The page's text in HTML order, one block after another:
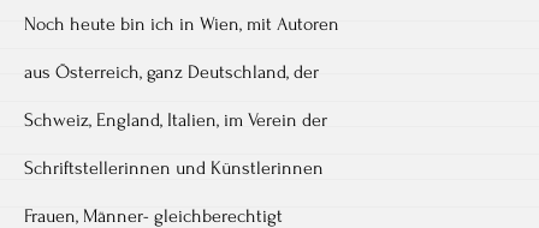
Noch heute bin ich in Wien, mit Autoren
aus Österreich, ganz Deutschland, der
Schweiz, England, Italien, im Verein der
Schriftstellerinnen und Künstlerinnen
Frauen, Männer- gleichberechtigt